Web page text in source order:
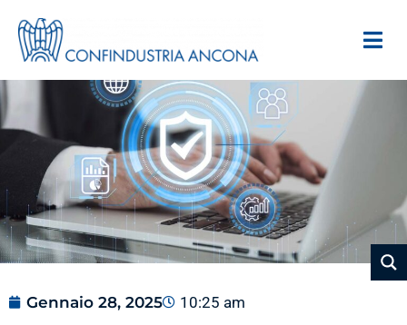
Gennaio 28, 2025 10:25 am